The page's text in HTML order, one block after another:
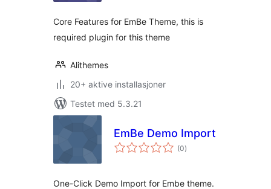
Core Features for EmBe Theme, this is
required plugin for this theme
Alithemes
20+ aktive installasjoner
Testet med 5.3.21
EmBe Demo Import
(0totale
vurderinger
)
One-Click Demo Import for Embe theme.